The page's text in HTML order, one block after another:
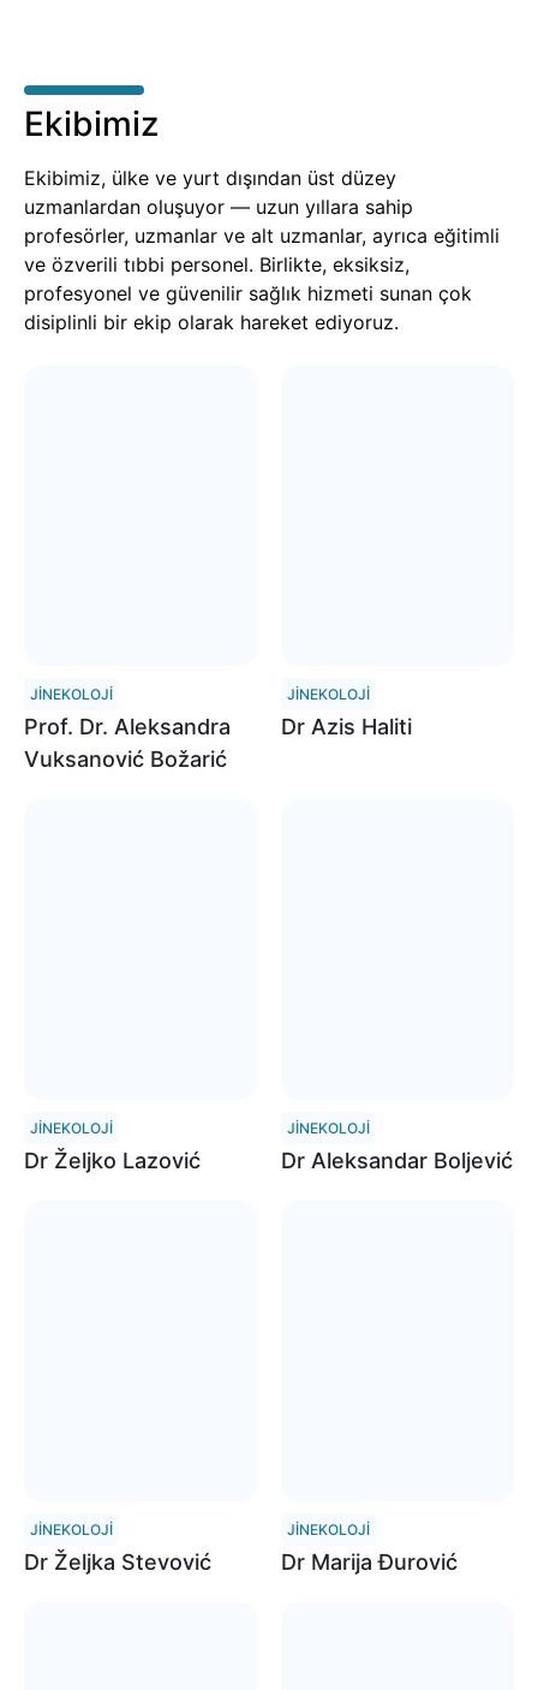
Ekibimiz
Ekibimiz, ülke ve yurt dışından üst düzey
uzmanlardan oluşuyor — uzun yıllara sahip
profesörler, uzmanlar ve alt uzmanlar, ayrıca eğitimli
ve özverili tıbbi personel. Birlikte, eksiksiz,
profesyonel ve güvenilir sağlık hizmeti sunan çok
disiplinli bir ekip olarak hareket ediyoruz.
JINEKOLOJI
Prof. Dr. Aleksandra
Vuksanović Božarić
JINEKOLOJI
Dr Azis Haliti
JINEKOLOJI
Dr Željko Lazović
JINEKOLOJI
Dr Aleksandar Boljević
JINEKOLOJI
Dr Željka Stevović
JINEKOLOJI
Dr Marija Đurović